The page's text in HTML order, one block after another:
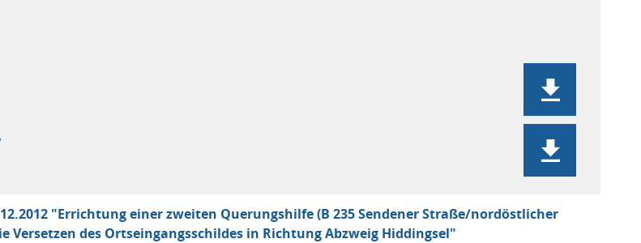
"Errichtung einer zweiten Querungshilfe (B 235 Sendener Straße/nordöstlicher
Versetzen des Ortseingangsschildes in Richtung Abzweig Hiddingsel"